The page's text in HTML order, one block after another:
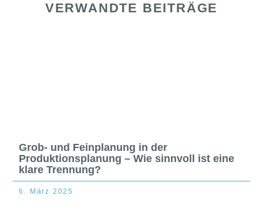
VERWANDTE BEITRÄGE
Grob- und Feinplanung in der
Produktionsplanung – Wie sinnvoll ist eine
klare Trennung?
6. März 2025